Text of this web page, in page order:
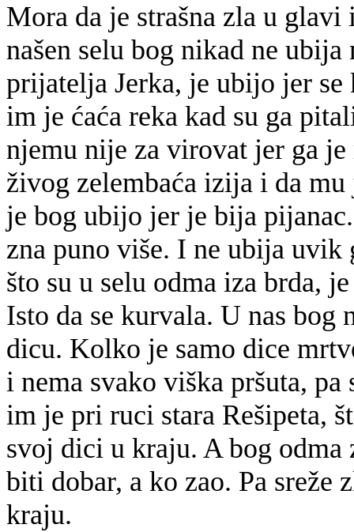
Mora da je strašna zla u
našen selu bog nikad ne
prijatelja Jerka, je ubijo jer se
im je ćaća reka kad su ga
njemu nije za virovat jer ga
živog zelembaća izija i da
je bog ubijo jer je bija
zna puno više. I ne ubija
što su u selu odma iza brda,
Isto da se kurvala. U nas
dicu. Kolko je samo dice
i nema svako viška pršuta, pa
im je pri ruci stara Rešipeta,
svoj dici u kraju. A bog
biti dobar, a ko zao. Pa sreže
kraju.